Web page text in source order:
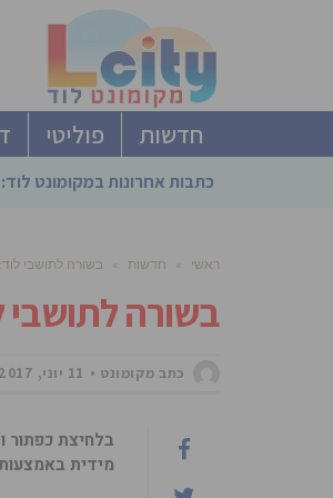
חדשות פוליטי
כתבות אחרונות במקומונט לוד:
ראשי » חדשות » בשורה לתושבי
בשורה לתושבי
כתב מקומונט 11 יוני, 2017
מידית